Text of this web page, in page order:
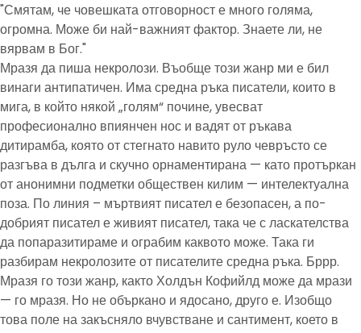
"Смятам, че човешката отговорност е много голяма,
огромна. Може би най-важният фактор. Знаете ли, не
вярвам в Бог."
Мразя да пиша некролози. Въобще този жанр ми е бил
винаги антипатичен. Има средна ръка писатели, които в
мига, в който някой „голям“ почине, увесват
професионално впиянчен нос и вадят от ръкава
дитирамба, която от стегнато навито руло чевръсто се
разгъва в дълга и скучно орнаментирана — като протъркан
от анонимни подметки обществен килим — интелектуална
поза. По линия – мъртвият писател е безопасен, а по-
добрият писател е живият писател, така че с ласкателства
да попаразитираме и ограбим каквото може. Така ги
разбирам некролозите от писателите средна ръка. Бррр.
Мразя го този жанр, както Холдън Кофийлд може да мрази
— го мразя. Но не объркано и ядосано, друго е. Изобщо
това поле на закъсняло вчувстване и сантимент, което в